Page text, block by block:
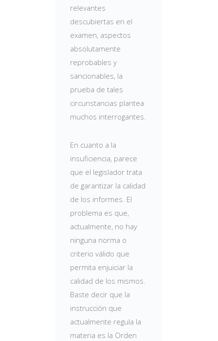
relevantes
descubiertas en el
examen, aspectos
absolutamente
reprobables y
sancionables, la
prueba de tales
circunstancias plantea
muchos interrogantes.
En cuanto a la
insuficiencia, parece
que el legislador trata
de garantizar la calidad
de los informes. El
problema es que,
actualmente, no hay
ninguna norma o
criterio válido que
permita enjuiciar la
calidad de los mismos.
Baste decir que la
instrucción que
actualmente regula la
materia es la Orden